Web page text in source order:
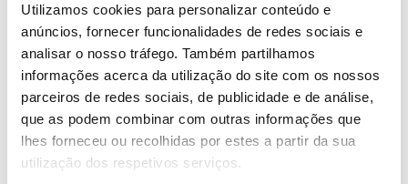
Utilizamos cookies para personalizar conteúdo e
anúncios, fornecer funcionalidades de redes sociais e
analisar o nosso tráfego. Também partilhamos
informações acerca da utilização do site com os nossos
parceiros de redes sociais, de publicidade e de análise,
que as podem combinar com outras informações que
lhes forneceu ou recolhidas por estes a partir da sua
utilização dos respetivos serviços.